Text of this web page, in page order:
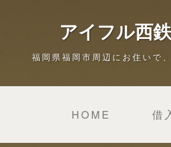
アイフル西
福岡県福岡市周辺にお住いで
HOME 借